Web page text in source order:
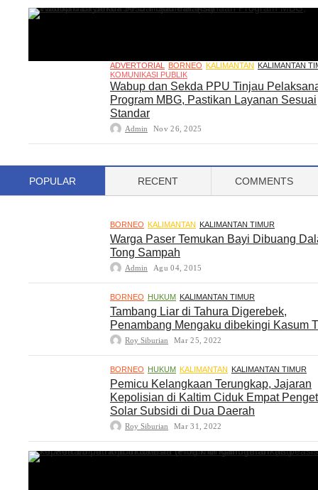
ADVERTORIAL BORNEO KALIMANTAN
KALIMANTAN
KOMUNIKASI PUBLIK
Wabup dan Sekda PPU Tinjau
Program MBG, Pastikan Layanan Sesuai
Standar
Admin Nov 26, 2025
POPULAR RECENT COMMENTS
BORNEO KALIMANTAN KALIMANTAN TIMUR
Warga Paser Temukan Bayi Dibuang
Tong Sampah
Admin Agu 04, 2015
BORNEO HUKUM KALIMANTAN TIMUR
Tambang Liar di Tahura Digerebek,
Penambang Mengaku dibekingi Kasum
Roy Siburian Mar 25, 2022
BORNEO HUKUM KALIMANTAN KALIMANTAN TIMUR
Pemicu Kelangkaan Terungkap, Jajaran
Kepolisian di Kaltim Ciduk Empat
Solar Subsidi di Dua Daerah
Roy Siburian Mar 31, 2022